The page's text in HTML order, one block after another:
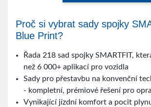
Proč si vybrat sady spojky
Blue Print?
Řada 218 sad spojky SMARTFIT,
než 6 000+ aplikací pro vozidla
Sady pro přestavbu na konvenční
- kompletní, prémiové řešení pro
Vynikající jízdní komfort a pocit